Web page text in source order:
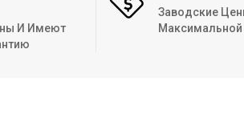
И Имеют
Заводские